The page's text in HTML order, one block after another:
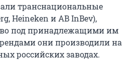
транснациональные
Heineken и AB InBev),
под принадлежащими им
они производили на
российских заводах.